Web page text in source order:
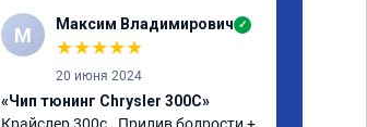
М Максим Владимирович ✓
★★★★★
20 июня 2024
«Чип тюнинг Chrysler 300C»